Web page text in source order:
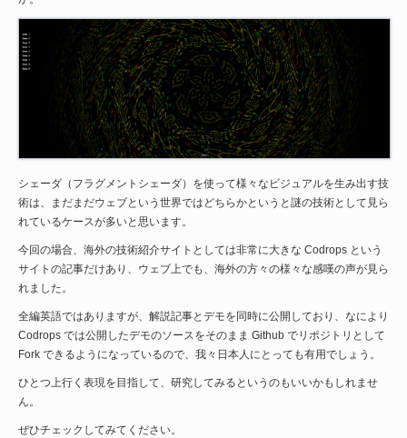
シェーダ（フラグメントシェーダ）を使って様々なビジュアルを生み出す技
術は、まだまだウェブという世界ではどちらかというと謎の技術として見ら
れているケースが多いと思います。
今回の場合、海外の技術紹介サイトとしては非常に大きな Codrops という
サイトの記事だけあり、ウェブ上でも、海外の方々の様々な感嘆の声が見ら
れました。
全編英語ではありますが、解説記事とデモを同時に公開しており、なにより
Codrops では公開したデモのソースをそのまま Github でリポジトリとして
Fork できるようになっているので、我々日本人にとっても有用でしょう。
ひとつ上行く表現を目指して、研究してみるというのもいいかもしれませ
ん。
ぜひチェックしてみてください。